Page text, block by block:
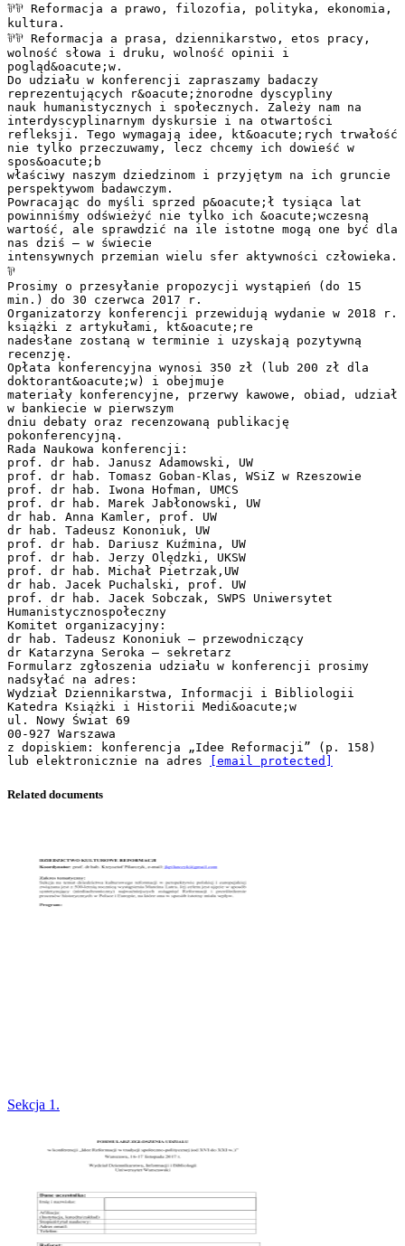
⅌⅌ Reformacja a prawo, filozofia, polityka, ekonomia,
kultura.
⅌⅌ Reformacja a prasa, dziennikarstwo, etos pracy,
wolność słowa i druku, wolność opinii i
pogląd&oacute;w.
Do udziału w konferencji zapraszamy badaczy
reprezentujących r&oacute;żnorodne dyscypliny
nauk humanistycznych i społecznych. Zależy nam na
interdyscyplinarnym dyskursie i na otwartości
refleksji. Tego wymagają idee, kt&oacute;rych trwałość
nie tylko przeczuwamy, lecz chcemy ich dowieść w
spos&oacute;b
właściwy naszym dziedzinom i przyjętym na ich gruncie
perspektywom badawczym.
Powracając do myśli sprzed p&oacute;ł tysiąca lat
powinniśmy odświeżyć nie tylko ich &oacute;wczesną
wartość, ale sprawdzić na ile istotne mogą one być dla
nas dziś – w świecie
intensywnych przemian wielu sfer aktywności człowieka.
⅌
Prosimy o przesyłanie propozycji wystąpień (do 15
min.) do 30 czerwca 2017 r.
Organizatorzy konferencji przewidują wydanie w 2018 r.
książki z artykułami, kt&oacute;re
nadesłane zostaną w terminie i uzyskają pozytywną
recenzję.
Opłata konferencyjna wynosi 350 zł (lub 200 zł dla
doktorant&oacute;w) i obejmuje
materiały konferencyjne, przerwy kawowe, obiad, udział
w bankiecie w pierwszym
dniu debaty oraz recenzowaną publikację
pokonferencyjną.
Rada Naukowa konferencji:
prof. dr hab. Janusz Adamowski, UW
prof. dr hab. Tomasz Goban-Klas, WSiZ w Rzeszowie
prof. dr hab. Iwona Hofman, UMCS
prof. dr hab. Marek Jabłonowski, UW
dr hab. Anna Kamler, prof. UW
dr hab. Tadeusz Kononiuk, UW
prof. dr hab. Dariusz Kuźmina, UW
prof. dr hab. Jerzy Olędzki, UKSW
prof. dr hab. Michał Pietrzak,UW
dr hab. Jacek Puchalski, prof. UW
prof. dr hab. Jacek Sobczak, SWPS Uniwersytet
Humanistycznospołeczny
Komitet organizacyjny:
dr hab. Tadeusz Kononiuk – przewodniczący
dr Katarzyna Seroka – sekretarz
Formularz zgłoszenia udziału w konferencji prosimy
nadsyłać na adres:
Wydział Dziennikarstwa, Informacji i Bibliologii
Katedra Książki i Historii Medi&oacute;w
ul. Nowy Świat 69
00-927 Warszawa
z dopiskiem: konferencja „Idee Reformacji” (p. 158)
lub elektronicznie na adres
[email protected]
Related documents
Sekcja 1.